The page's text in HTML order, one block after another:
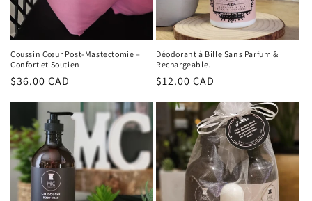
Coussin Cœur Post-Mastectomie –
Confort et Soutien
Prix
$36.00 CAD
Déodorant à Bille Sans Parfum &
Rechargeable.
Prix
$12.00 CAD